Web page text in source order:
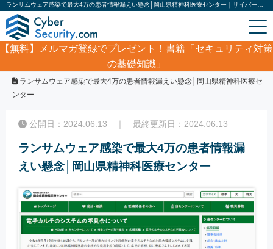
【無料】
メルマガ登録でプレゼント！書籍「セキュリティ対策
の基礎知識」
サイバーセキュリティ・情報漏洩ニュース
ランサムウェア感染で最大4万の患者情報漏えい懸念│岡山県精神科医療セ
ンター
公開日：2024.06.13 ｜ 最終更新日：2024.06.13
ランサムウェア感染で最大4万の患者情報漏
えい懸念│岡山県精神科医療センター